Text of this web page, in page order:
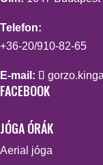
Telefon:
+36-20/910-82-65
E-mail:
FACEBOOK
JÓGA ÓRÁK
Aerial jóga